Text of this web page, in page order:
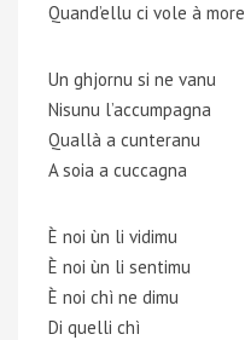
Quand’ellu ci vole à more
Un ghjornu si ne vanu
Nisunu l’accumpagna
Quallà a cunteranu
A soia a cuccagna
È noi ùn li vidimu
È noi ùn li sentimu
È noi chì ne dimu
Di quelli chì